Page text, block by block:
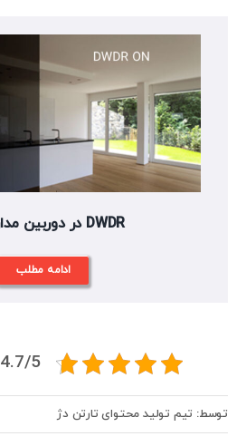
DWDR در دوربین مداربسته
ادامه مطلب
4.7/5 - (4 امتیاز)
توسط: تیم تولید محتوای تارتن دژ